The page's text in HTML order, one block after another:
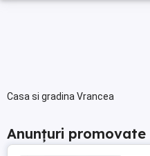
Casa si gradina Vrancea
Anunțuri promovate